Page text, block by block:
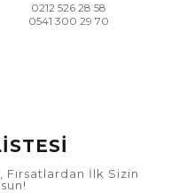
0212 526 28 58
0541 300 29 70
Fırsatlardan İlk Sizin